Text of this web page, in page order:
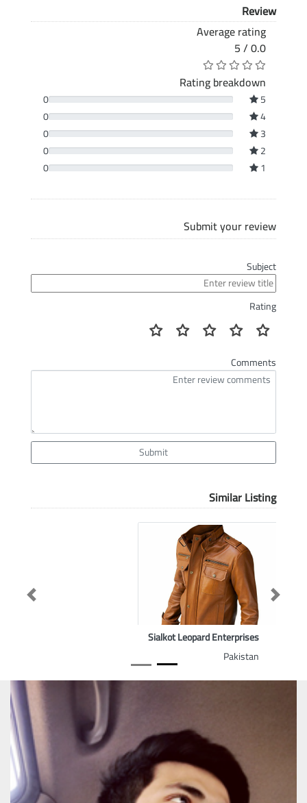
Review
Average rating
0.0 / 5
Rating breakdown
5
0
4
0
3
0
2
0
1
0
Submit your review
Subject
Rating
Comments
Submit
Similar Listing
Sialkot Leopard Enterprises
Pakistan
Previous Next